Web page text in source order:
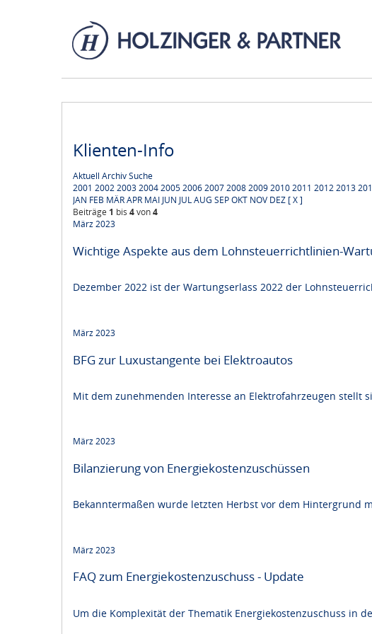
Klienten-Info
Aktuell ArchivSuche
2001 2002200320042005200620072008200920102011 20122013
JAN FEB MÄRAPR MAI JUN JULAUG SEPOKT NOV DEZ [ X ]
Beiträge 1 bis 4von4
März 2023
Wichtige Aspekte aus dem Lohnsteuerrichtlinien-
Dezember 2022 ist der Wartungserlass 2022 der
März 2023
BFG zur Luxustangente bei Elektroautos
Mit dem zunehmenden Interesse an Elektrofahrzeugen stellt
März 2023
Bilanzierung von Energiekostenzuschüssen
Bekanntermaßen wurde letzten Herbst vor dem Hintergrund
März 2023
FAQ zum Energiekostenzuschuss - Update
Um die Komplexität der Thematik Energiekostenzuschuss in